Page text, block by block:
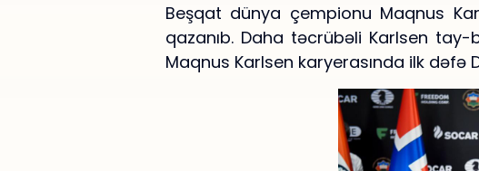
Beşqat dünya çempionu Maqnus
qazanıb. Daha təcrübəli Karlsen
Maqnus Karlsen karyerasında ilk dəfə